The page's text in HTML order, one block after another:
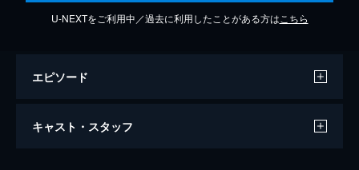
U-NEXTをご利用中／過去に利用したことがある方は こちら
エピソード
スッペシャル ジェネレ～ション
キャスト・スタッフ